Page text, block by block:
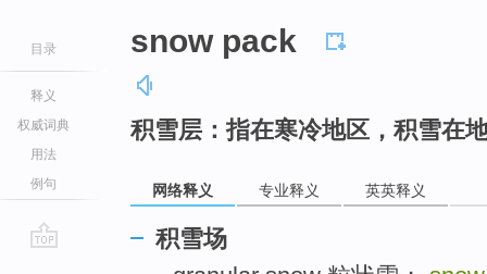
目录
释义
权威词典
用法
例句
snow pack
积雪层：指在寒冷地区，积雪在
网络释义 专业释义 英英释义
积雪场